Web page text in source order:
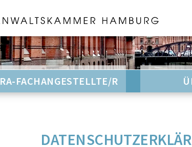
RA-FACHANGESTELLTE/R